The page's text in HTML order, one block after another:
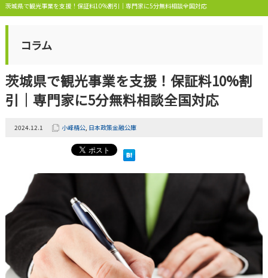
茨城県で観光事業を支援！保証料10%割引｜専門家に5分無料相談全国対応
コラム
茨城県で観光事業を支援！保証料10%割
引｜専門家に5分無料相談全国対応
2024.12.1 小峰精公, 日本政策金融公庫